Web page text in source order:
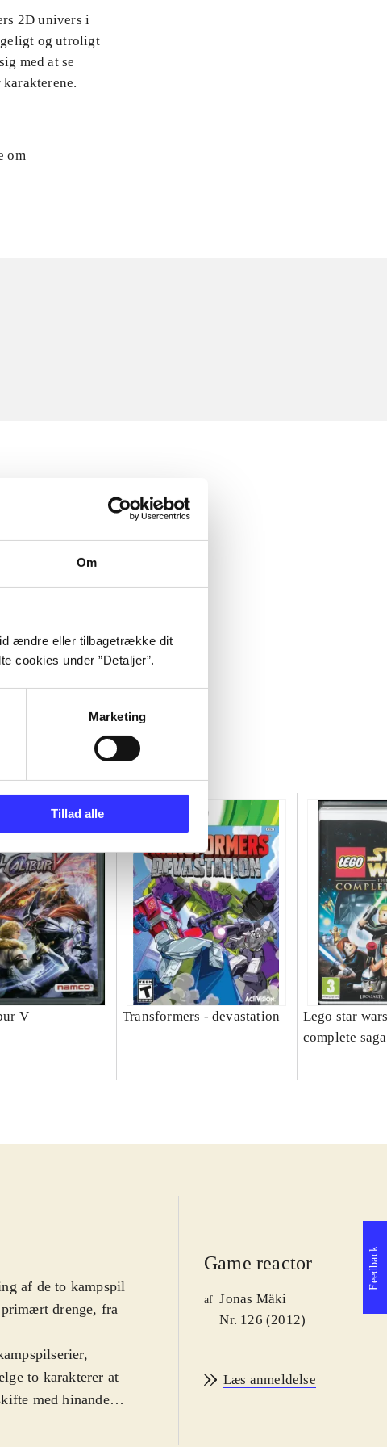
Om
ændre eller tilbagetrække dit
cookies under ”Detaljer”.
Marketing
Tillad alle
2D univers i
og utroligt
med at se
om
V Transformers - devastation
Lego star
complete saga
af de to kampspil
drenge, fra
to karakterer at
med hinanden.
Game reactor
af Jonas Mäki
Nr. 126 (2012)
Læs anmeldelse
Feedback